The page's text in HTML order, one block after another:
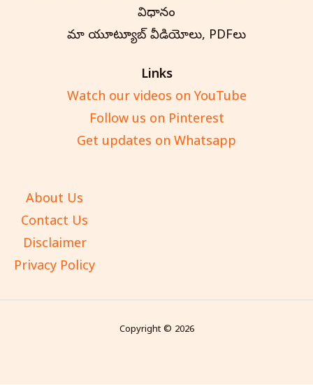
విధానం
మా యూట్యూబ్ వీడియోలు, PDFలు
Links
Watch our videos on YouTube
Follow us on Pinterest
Get updates on Whatsapp
About Us
Contact Us
Disclaimer
Privacy Policy
Copyright © 2026